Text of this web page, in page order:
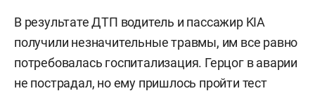
В результате ДТП водитель и пассажир KIA
получили незначительные травмы, им все равно
потребовалась госпитализация. Герцог в аварии
не пострадал, но ему пришлось пройти тест